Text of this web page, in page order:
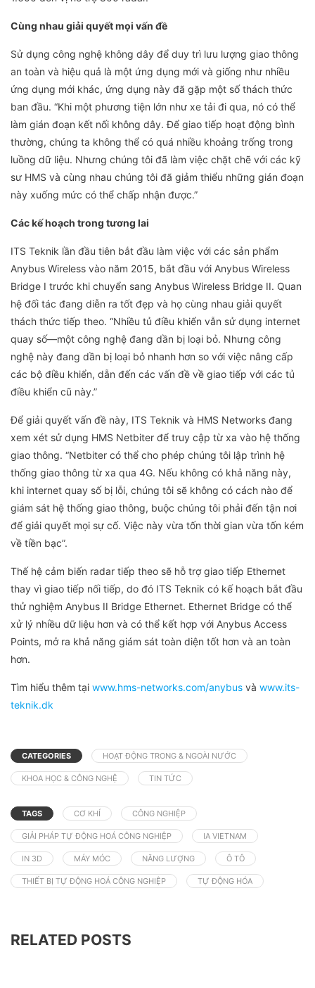
Cùng nhau giải quyết mọi vấn đề
Sử dụng công nghệ không dây để duy trì lưu lượng giao thông
an toàn và hiệu quả là một ứng dụng mới và giống như nhiều
ứng dụng mới khác, ứng dụng này đã gặp một số thách thức
ban đầu. “Khi một phương tiện lớn như xe tải đi qua, nó có thể
làm gián đoạn kết nối không dây. Để giao tiếp hoạt động bình
thường, chúng ta không thể có quá nhiều khoảng trống trong
luồng dữ liệu. Nhưng chúng tôi đã làm việc chặt chẽ với các kỹ
sư HMS và cùng nhau chúng tôi đã giảm thiểu những gián đoạn
này xuống mức có thể chấp nhận được.”
Các kế hoạch trong tương lai
ITS Teknik lần đầu tiên bắt đầu làm việc với các sản phẩm
Anybus Wireless vào năm 2015, bắt đầu với Anybus Wireless
Bridge I trước khi chuyển sang Anybus Wireless Bridge II. Quan
hệ đối tác đang diễn ra tốt đẹp và họ cùng nhau giải quyết
thách thức tiếp theo. “Nhiều tủ điều khiển vẫn sử dụng internet
quay số—một công nghệ đang dần bị loại bỏ. Nhưng công
nghệ này đang dần bị loại bỏ nhanh hơn so với việc nâng cấp
các bộ điều khiển, dẫn đến các vấn đề về giao tiếp với các tủ
điều khiển cũ này.”
Để ​​giải quyết vấn đề này, ITS Teknik và HMS Networks đang
xem xét sử dụng HMS Netbiter để truy cập từ xa vào hệ thống
giao thông. “Netbiter có thể cho phép chúng tôi lập trình hệ
thống giao thông từ xa qua 4G. Nếu không có khả năng này,
khi internet quay số bị lỗi, chúng tôi sẽ không có cách nào để
giám sát hệ thống giao thông, buộc chúng tôi phải đến tận nơi
để giải quyết mọi sự cố. Việc này vừa tốn thời gian vừa tốn kém
về tiền bạc”.
Thế hệ cảm biến radar tiếp theo sẽ hỗ trợ giao tiếp Ethernet
thay vì giao tiếp nối tiếp, do đó ITS Teknik có kế hoạch bắt đầu
thử nghiệm Anybus II Bridge Ethernet. Ethernet Bridge có thể
xử lý nhiều dữ liệu hơn và có thể kết hợp với Anybus Access
Points, mở ra khả năng giám sát toàn diện tốt hơn và an toàn
hơn.
Tìm hiểu thêm tại www.hms-networks.com/anybus và www.its-
teknik.dk
CATEGORIES HOẠT ĐỘNG TRONG & NGOÀI NƯỚC
KHOA HỌC & CÔNG NGHỆ TIN TỨC
TAGS CƠ KHÍ CÔNG NGHIỆP
GIẢI PHÁP TỰ ĐỘNG HOÁ CÔNG NGHIỆP IA VIETNAM
IN 3D MÁY MÓC NĂNG LƯỢNG Ô TÔ
THIẾT BỊ TỰ ĐỘNG HOÁ CÔNG NGHIỆP TỰ ĐỘNG HÓA
RELATED POSTS